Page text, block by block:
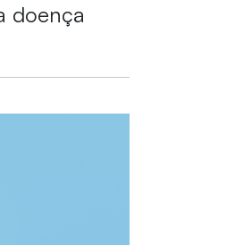
doença